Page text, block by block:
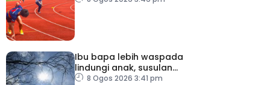
Ibu bapa lebih waspada
lindungi anak, susulan
indeks UV sangat tinggi
8 Ogos 2026 3:41 pm